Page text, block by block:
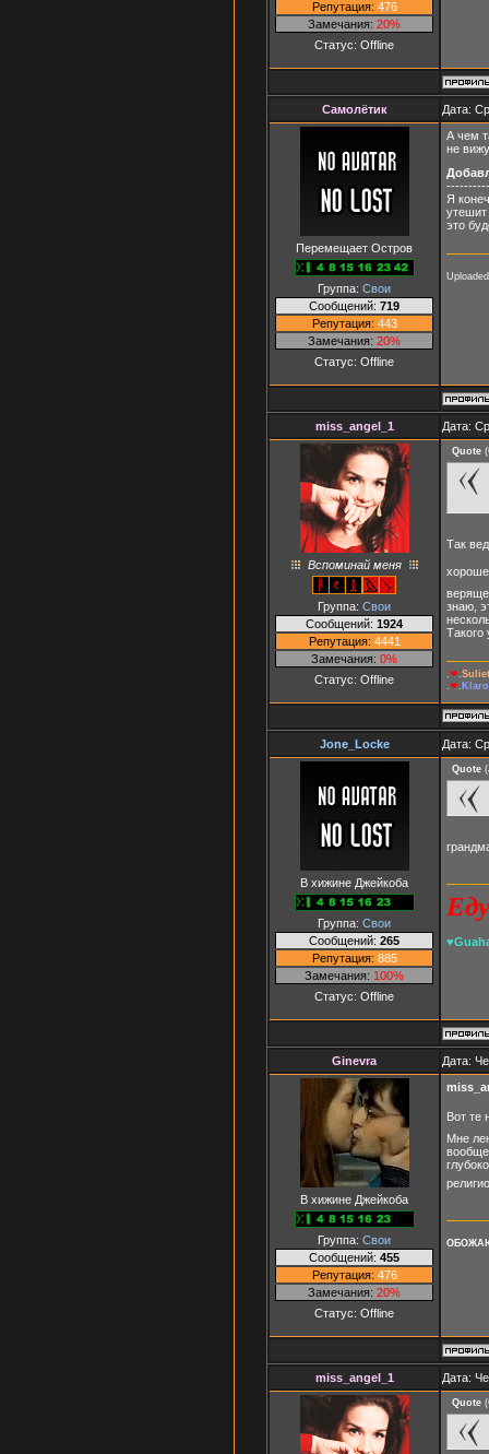
Репутация: 476
Замечания: 20%
Статус: Offline
Самолётик Дата:
Перемещает Остров
Группа: Свои
Сообщений: 719
Репутация: 443
Замечания: 20%
Статус: Offline
А чем
не
Я
утешит
это
miss_angel_1 Дата:
Вспоминай меня
Группа: Свои
Сообщений: 1924
Репутация: 4441
Замечания: 0%
Статус: Offline
Quote (
Так
знаю,
Такого
❤
❤
Jоne_Lоcke Дата:
В хижине Джейкоба
Группа: Свои
Сообщений: 265
Репутация: 885
Замечания: 100%
Статус: Offline
Quote (
Ginevra Дата:
В хижине Джейкоба
Группа: Свои
Сообщений: 455
Репутация: 476
Замечания: 20%
Статус: Offline
Вот те
Мне
вообще
miss_angel_1 Дата:
Quote (